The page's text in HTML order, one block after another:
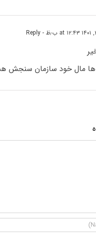
- Reply
ها مال خود سازمان